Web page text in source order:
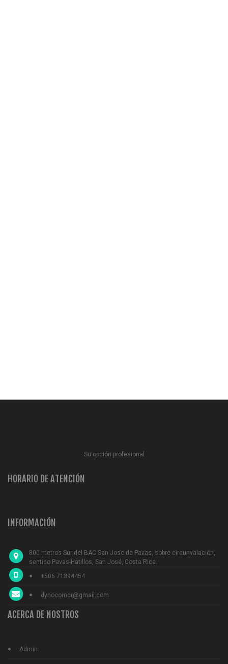
Su opción profesional
HORARIO DE ATENCIÓN
INFORMACIÓN
800 metros Sur del BAC San Jose de Pavas, sobre circunvalación,
sentido Pavas-Hatillos, San José, Costa Rica.
+506 71394454
dynocomcr@gmail.com
ACERCA DE NOSTROS
Admin